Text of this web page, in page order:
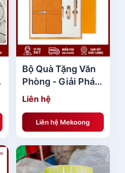
Bộ Quà Tặng Văn
Phòng - Giải Pháp
Tinh Tế Cho Mọi
Doanh Nghiệp
Liên hệ
Liên hệ Mekoong